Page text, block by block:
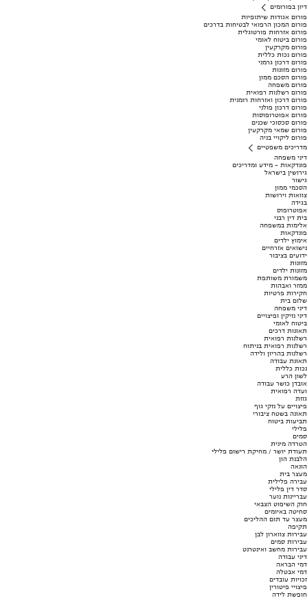
דיון בפורומים
פורום אגודות שיתופיות
פורום המכון הרפואי לבטיחות בדרכים
פורום אזרחות פורטוגלית
פורום ביטוח לאומי
פורום מקרקעין
פורום נכות כללית
פורום דרכון גרמני
פורום מזונות
פורום הסכם ממון
פורום משפחה
פורום רשלנות רפואית
פורום דרכון ואזרחות רומנית
פורום דרכון פולני
פורום אפוטרופוסות
פורום סכסוכי שכנים
פורום שמאי מקרקעין
פורום ליקויי בניה
מדריכים משפטיים
דיני משפחה
פונדקאות - מידע ומדריכים
גירושין בישראל
גישור
הסכמי ממון
צוואות וירושות
בגידה
אפוטרופוס
בית דין רבני
אלימות במשפחה
פונדקאות
אימוץ ילדים
נישואים אזרחיים
ידועים בציבור
מזונות
מזונות ילדים
משמורת משותפת
ממזר ואבהות
חקירות פרטיות
שלום בית
דיני משפחה
דיני נזיקין ופיצויים
ביטוח לאומי
תאונות דרכים
רשלנות רפואית
רשלנות רפואית בניתוח
רשלנות בהריון ולידה
תאונת עבודה
נכות כללית
לשון הרע
אובדן כושר עבודה
ועדה רפואית
גזזת
פיצויים על נזקי גוף
תאונה בשטח ציבורי
תביעות ביטוח
פלילי
סמים
הטרדה מינית
תעודת יושר / מחיקת רישום פלילי
הלבנת הון
הונאה
מעצר בית
עבירה פלילית
סדר דין פלילי
עבריינות נוער
חוק השיפוט הצבאי
סחיטה באיומים
מעצר עד תום ההליכים
תקיפה
עבירות צווארון לבן
עבירות סמים
עבירות מחשב ואינטרנט
דיני עבודה
דמי הבראה
דמי אבטלה
זכויות עובדים
פיצויי פיטורין
חופשת לידה